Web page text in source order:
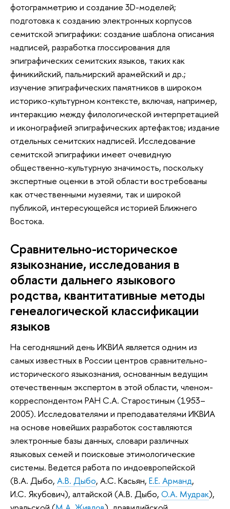
фотограмметрию и создание 3D-моделей;
подготовка к созданию электронных корпусов
семитской эпиграфики: создание шаблона описания
надписей, разработка глоссирования для
эпиграфических семитских языков, таких как
финикийский, пальмирский арамейский и др.;
изучение эпиграфических памятников в широком
историко-культурном контексте, включая, например,
интеракцию между филологической интерпретацией
и иконографией эпиграфических артефактов; издание
отдельных семитских надписей. Исследование
семитской эпиграфики имеет очевидную
общественно-культурную значимость, поскольку
экспертные оценки в этой области востребованы
как отчественными музеями, так и широкой
публикой, интересующейся историей Ближнего
Востока.
Сравнительно-историческое
языкознание, исследования в
области дальнего языкового
родства, квантитативные методы
генеалогической классификации
языков
На сегодняшний день ИКВИА является одним из
самых известных в России центров сравнительно-
исторического языкознания, основанным ведущим
отечественным экспертом в этой области, членом-
корреспондентом РАН С.А. Старостиным (1953–
2005). Исследователями и преподавателями ИКВИА
на основе новейших разработок составляются
электронные базы данных, словари различных
языковых семей и поисковые этимологические
системы. Ведется работа по индоевропейской
(В.А. Дыбо, А.В. Дыбо, А.С. Касьян, Е.Е. Арманд,
И.С. Якубович), алтайской (А.В. Дыбо, О.А. Мудрак),